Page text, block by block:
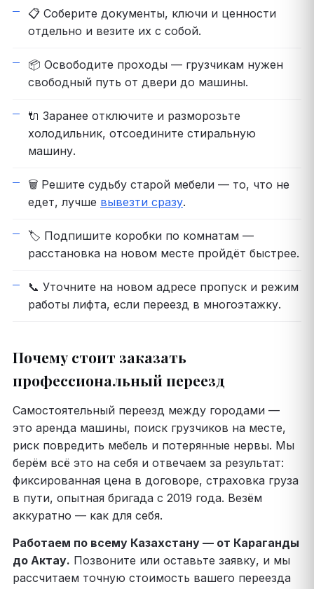
📋 Соберите документы, ключи и ценности
отдельно и везите их с собой.
📦 Освободите проходы — грузчикам нужен
свободный путь от двери до машины.
🔌 Заранее отключите и разморозьте
холодильник, отсоедините стиральную
машину.
🗑️ Решите судьбу старой мебели — то, что не
едет, лучше вывезти сразу.
🏷️ Подпишите коробки по комнатам —
расстановка на новом месте пройдёт быстрее.
📞 Уточните на новом адресе пропуск и режим
работы лифта, если переезд в многоэтажку.
Почему стоит заказать
профессиональный переезд
Самостоятельный переезд между городами —
это аренда машины, поиск грузчиков на месте,
риск повредить мебель и потерянные нервы. Мы
берём всё это на себя и отвечаем за результат:
фиксированная цена в договоре, страховка груза
в пути, опытная бригада с 2019 года. Везём
аккуратно — как для себя.
Работаем по всему Казахстану — от Караганды
до Актау. Позвоните или оставьте заявку, и мы
рассчитаем точную стоимость вашего переезда